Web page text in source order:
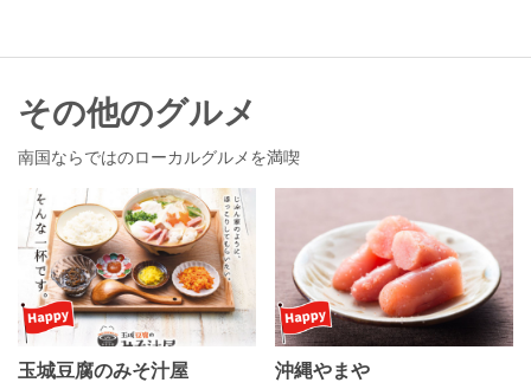
その他のグルメ
南国ならではのローカルグルメを満喫
玉城豆腐のみそ汁屋 沖縄やまや